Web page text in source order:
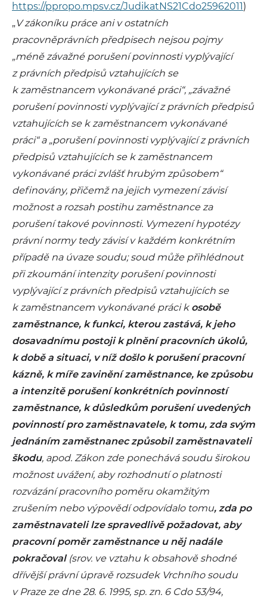
https://ppropo.mpsv.cz/JudikatNS21Cdo25962011)
„V zákoníku práce ani v ostatních
pracovněprávních předpisech nejsou pojmy
„méně závažné porušení povinnosti vyplývající
z právních předpisů vztahujících se
k zaměstnancem vykonávané práci“, „závažné
porušení povinnosti vyplývající z právních předpisů
vztahujících se k zaměstnancem vykonávané
práci“ a „porušení povinnosti vyplývající z právních
předpisů vztahujících se k zaměstnancem
vykonávané práci zvlášť hrubým způsobem“
definovány, přičemž na jejich vymezení závisí
možnost a rozsah postihu zaměstnance za
porušení takové povinnosti. Vymezení hypotézy
právní normy tedy závisí v každém konkrétním
případě na úvaze soudu; soud může přihlédnout
při zkoumání intenzity porušení povinnosti
vyplývající z právních předpisů vztahujících se
k zaměstnancem vykonávané práci k osobě
zaměstnance, k funkci, kterou zastává, k jeho
dosavadnímu postoji k plnění pracovních úkolů,
k době a situaci, v níž došlo k porušení pracovní
kázně, k míře zavinění zaměstnance, ke způsobu
a intenzitě porušení konkrétních povinností
zaměstnance, k důsledkům porušení uvedených
povinností pro zaměstnavatele, k tomu, zda svým
jednáním zaměstnanec způsobil zaměstnavateli
škodu, apod. Zákon zde ponechává soudu širokou
možnost uvážení, aby rozhodnutí o platnosti
rozvázání pracovního poměru okamžitým
zrušením nebo výpovědí odpovídalo tomu, zda po
zaměstnavateli lze spravedlivě požadovat, aby
pracovní poměr zaměstnance u něj nadále
pokračoval(srov. ve vztahu k obsahově shodné
dřívější právní úpravě rozsudek Vrchního soudu
v Praze ze dne 28. 6. 1995, sp. zn. 6 Cdo 53/94,